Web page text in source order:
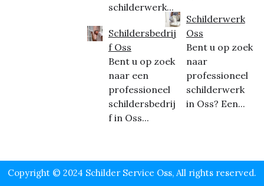
schilderwerk...
Schildersbedrij
f Oss
Bent u op zoek
naar een
professioneel
schildersbedrij
f in Oss...
Schilderwerk
Oss
Bent u op zoek
naar
professioneel
schilderwerk
in Oss? Een...
Copyright © 2024 Schilder Service Oss, All rights reserved.